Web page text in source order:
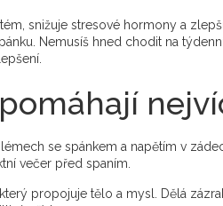
snižuje stresové hormony a
Nemusíš hned chodit na
se spánkem a napětím v
večer před spaním.
propojuje tělo a mysl. Dělá